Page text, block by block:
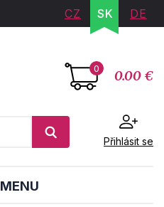
CZ SK DE
0 0.00 €
Přihlásit se
MENU